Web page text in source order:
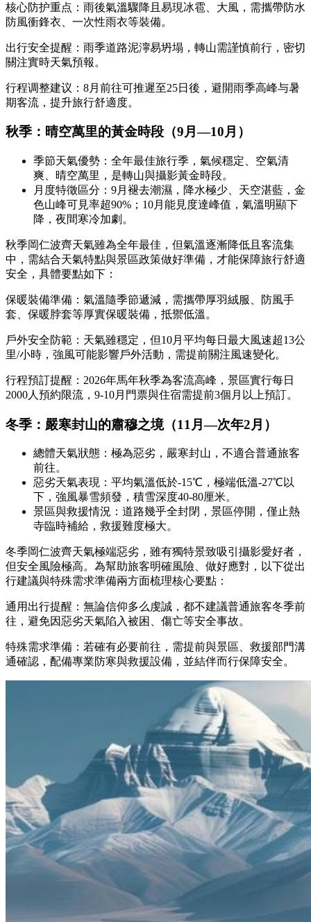
核心防护重点：雨後氣溫驟降且易現冰雹、大風，需攜帶防水
防風衝鋒衣、一次性雨衣等裝備。
出行安全提醒：雨季道路泥濘易坍塌，轉山需謹慎前行，密切
關注實時天氣預報。
行程调整建议：8月前往可推遲至25日後，避開雨季高峰与暑
期客流，提升旅行舒適度。
秋季：晴空萬里的黃金時段（9月—10月）
季節天氣優勢：全年最佳旅行季，氣候穩定、空氣清
爽、晴空萬里，是轉山與攝影黃金時段。
月度特徵區分：9月褪去潮濕，降水極少、天空湛藍，金
色山峰可見率超90%；10月能見度達峰值，氣溫明顯下
降，夜間寒冷加劇。
秋季岡仁波齊天氣雖為全年最佳，但氣溫逐漸降低且客流集
中，需結合天氣特點與景區政策做好準備，才能保障旅行舒適
安全，具體要點如下：
保暖裝備準備：氣溫隨季節遞減，需攜帶厚羽絨服、防風手
套、保暖脖套等厚實保暖裝備，抵禦低溫。
戶外安全防範：天氣雖穩定，但10月平均每日最大風速超13公
里/小時，強風可能影響戶外活動，需提前關注風速變化。
行程預訂提醒：2026年馬年秋季為客流高峰，景區實行每日
2000人預約限流，9-10月門票與住宿需提前3個月以上預訂。
冬季：嚴寒封山的肅穆之境（11月—次年2月）
總體天氣狀態：極為惡劣，嚴寒封山，不適合普通旅客
前往。
惡劣天氣表現：平均氣溫低於-15℃，極端低溫-27℃以
下，強風暴雪頻發，積雪深度40-80厘米。
景區與救援情況：道路幾乎全封閉，景區停開，僅止熱
寺臨時補給，救援難度極大。
冬季岡仁波齊天氣極端惡劣，雖有獨特景致吸引攝影愛好者，
但安全風險極高。為幫助旅客明確風險、做好應對，以下從出
行建議與特殊需求準備兩方面梳理核心要點：
通用出行提醒：無論信仰多么虔誠，都不建議普通旅客冬季前
往，避免因惡劣天氣陷入被困、傷亡等安全事故。
特殊需求準備：若確有必要前往，需提前與景區、救援部門溝
通確認，配備專業防寒與救援設備，並結伴而行保障安全。